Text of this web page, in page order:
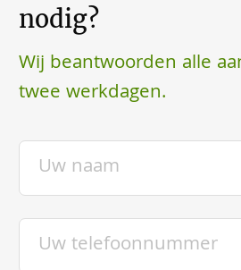
nodig?
Wij beantwoorden alle
twee werkdagen.